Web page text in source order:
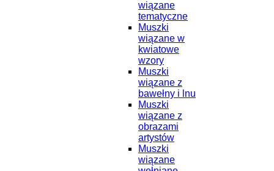
wiązane
tematyczne
Muszki
wiązane w
kwiatowe
wzory
Muszki
wiązane z
bawełny i lnu
Muszki
wiązane z
obrazami
artystów
Muszki
wiązane